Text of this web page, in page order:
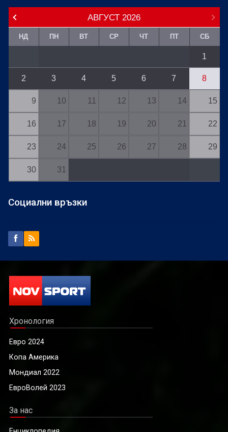
АВГУСТ 2026
НД ПН ВТ СР ЧТ ПТ СБ
1
2 3 4 5 6 7 8
9 10 11 12 13 14 15
16 17 18 19 20 21 22
23 24 25 26 27 28 29
30 31
Социални връзки
Хронология
Евро 2024
Копа Америка
Мондиал 2022
ЕвроВолей 2023
За нас